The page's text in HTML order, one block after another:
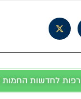
לחדשות החמות